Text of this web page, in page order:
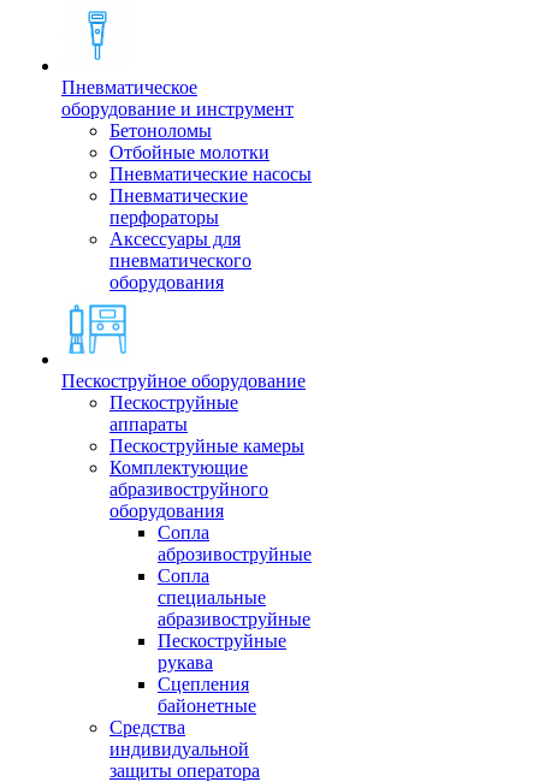
Пневматическое
оборудование и инструмент
Бетоноломы
Отбойные молотки
Пневматические насосы
Пневматические
перфораторы
Аксессуары для
пневматического
оборудования
Пескоструйное оборудование
Пескоструйные
аппараты
Пескоструйные камеры
Комплектующие
абразивоструйного
оборудования
Сопла
аброзивоструйные
Сопла
специальные
абразивоструйные
Пескоструйные
рукава
Сцепления
байонетные
Средства
индивидуальной
защиты оператора